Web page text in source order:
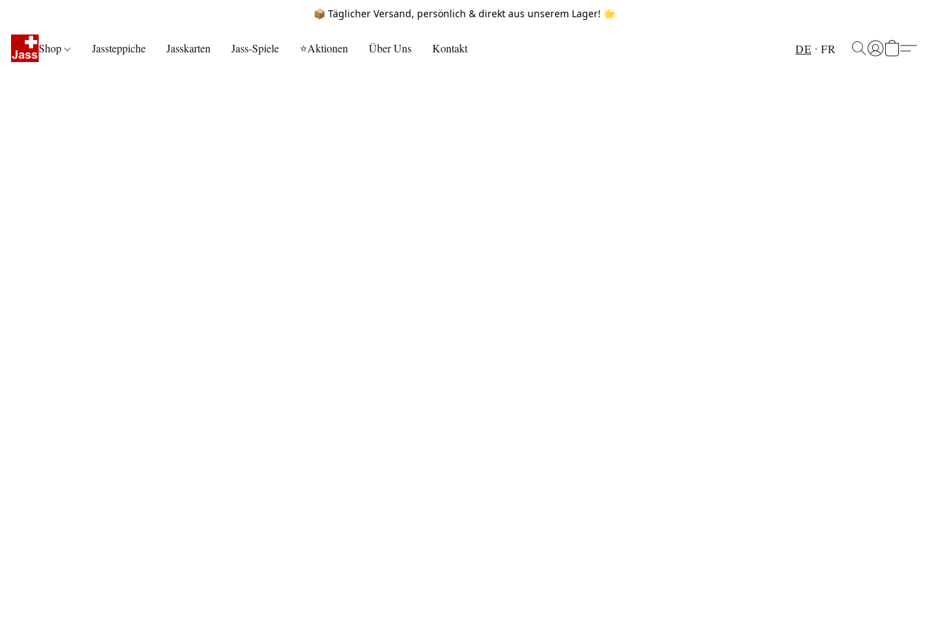
📦 Täglicher Versand, persönlich & direkt aus unserem Lager! 🌟
Shop Jassteppiche Jasskarten Jass-Spiele ⭐Aktionen Über Uns Kontakt DE FR